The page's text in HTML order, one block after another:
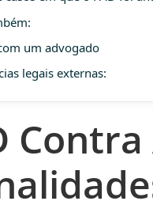
um advogado
legais externas: